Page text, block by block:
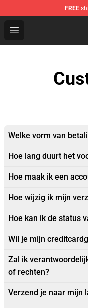
FREE
Open menu
Ramones Store -
Welke vorm van
Hoe lang duurt het
Hoe maak ik een
Hoe wijzig ik mijn
Hoe kan ik de status
Wil je mijn
Zal ik
of rechten?
Verzend je naar mijn